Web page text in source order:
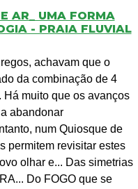
AR_ UMA FORMA
- PRAIA FLUVIAL
achavam que o
da combinação de 4
Há muito que os avanços
abandonar
num Quiosque de
permitem revisitar estes
olhar e... Das simetrias
Do FOGO que se